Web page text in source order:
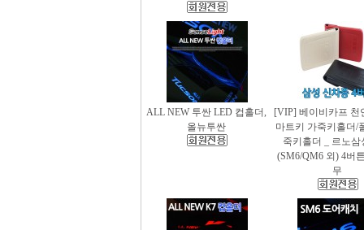
ALL NEW 투싼 LED 컵홀더,
올뉴투싼
[VIP] 베이비카프 천
마트키 가죽키홀더/
죽키홀더 _ 르노삼
(SM6/QM6 외) 4버
무